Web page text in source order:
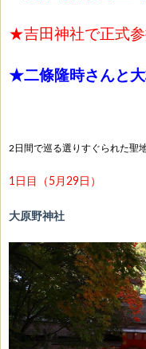
★吉田神社で正式
★二條隆時さんと
2日間で巡る選りすぐられた聖
1日目（5月29日）
大原野神社